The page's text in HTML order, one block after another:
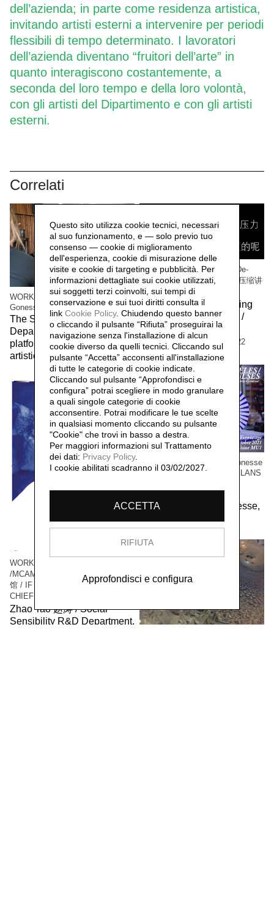
dell’azienda; in parte come residenza artistica,
invitando artisti esterni a intervenire per periodi
flessibili di tempo determinato. I lavoratori
dell’azienda diventano “fruitori dell’arte” in
quanto interagiscono costantemente, a
seconda del loro tempo e della loro volontà,
con gli artisti del Dipartimento e con gli artisti
esterni.
Correlati
WORK/LIVE 干活 Beijing / Paris-
Gonesse WORKERS RETREAT
The Social Sensibility R&D
Department invited by f.eks.
platform and the Aalborg
artistic community, 2023
WORK/LIVE 干活 Beijing / De-
Compressing Storytelling 解压缩讲
故事
The workers of the Beijing
factory 北京工厂的工人 /
Social Sensibility R&D
Department Beijing,
2022
WORK / LIVE 干活 Paris-Gonesse
/ PARALLEL IMPULSES - ELANS
Social Sensibility R&D
Department Paris-Gonesse,
WORK / LIVE 干活 Shanghai
/MCAM Ming Museum 明当代美术
馆 / IF I WAS THE VILLAGE
CHIEF 假如我是村长
Zhao Tao 赵涛 / Social
Sensibility R&D Department,
Questo sito utilizza cookie tecnici, necessari
al suo funzionamento, e — solo previo tuo
consenso — cookie di miglioramento
dell'esperienza, cookie di misurazione delle
visite e cookie di targeting e pubblicità. Per
informazioni dettagliate sui cookie utilizzati,
sui soggetti terzi coinvolti, sui tempi di
conservazione e sui tuoi diritti consulta il
link Cookie Policy. Chiudendo questo banner
o cliccando il pulsante “Rifiuta” proseguirai la
navigazione senza l'installazione di alcun
cookie diverso da quelli tecnici. Cliccando sul
pulsante “Accetta” acconsenti all'installazione
di tutte le categorie di cookie indicate.
Cliccando sul pulsante “Approfondisci e
configura” potrai scegliere in modo granulare
a quali singole categorie di cookie
acconsentire. Potrai modificare le tue scelte
in qualsiasi momento cliccando su pulsante
"Cookie" che trovi in basso a destra.
Per maggiori informazioni sul Trattamento
dei dati: Privacy Policy.
I cookie abilitati scadranno il 03/02/2027.
ACCETTA
RIFIUTA
Approfondisci e configura